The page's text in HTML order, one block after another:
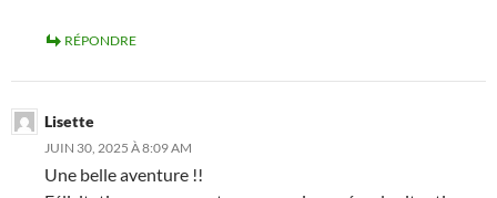
RÉPONDRE
Lisette
JUIN 30, 2025 À 8:09 AM
Une belle aventure !!